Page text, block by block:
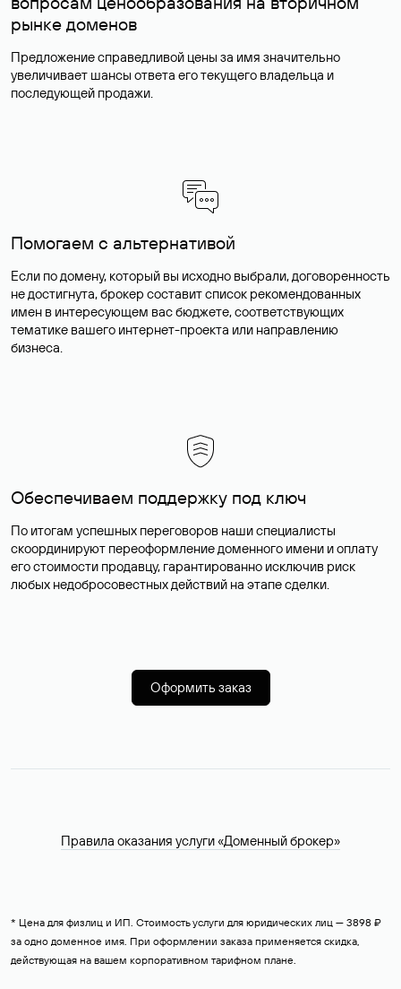
рынке доменов
Предложение справедливой цены за имя значительно
увеличивает шансы ответа его текущего владельца и
последующей продажи.
Помогаем с альтернативой
Если по домену, который вы исходно выбрали, договоренность
не достигнута, брокер составит список рекомендованных
имен в интересующем вас бюджете, соответствующих
тематике вашего интернет-проекта или направлению
бизнеса.
Обеспечиваем поддержку под ключ
По итогам успешных переговоров наши специалисты
скоординируют переоформление доменного имени и оплату
его стоимости продавцу, гарантированно исключив риск
любых недобросовестных действий на этапе сделки.
Оформить заказ
Правила оказания услуги «Доменный брокер»
* Цена для физлиц и ИП. Стоимость услуги для юридических лиц — 3898 ₽
за одно доменное имя. При оформлении заказа применяется скидка,
действующая на вашем корпоративном тарифном плане.